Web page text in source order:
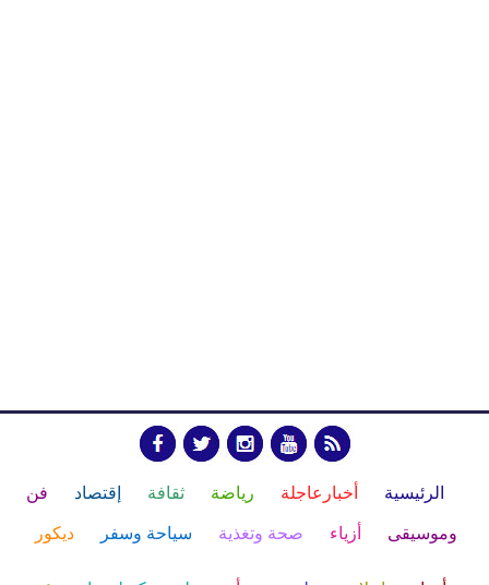
الرئيسية أخبارعاجلة رياضة ثقافة إقتصاد فن
وموسيقى أزياء صحة وتغذية سياحة وسفر ديكور